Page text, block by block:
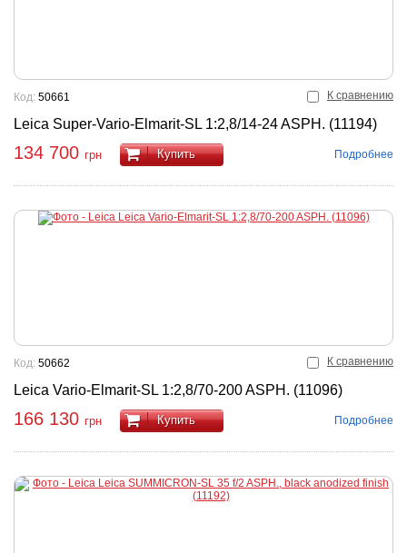
К сравнению
Leica Super-Vario-Elmarit-SL 1:2,8/14-24 ASPH. (11194)
Код: 50661
134 700 грн Купить Подробнее
К сравнению
Leica Vario-Elmarit-SL 1:2,8/70-200 ASPH. (11096)
Код: 50662
166 130 грн Купить Подробнее